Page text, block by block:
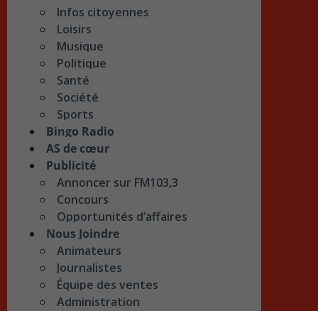
Infos citoyennes
Loisirs
Musique
Politique
Santé
Société
Sports
Bingo Radio
AS de cœur
Publicité
Annoncer sur FM103,3
Concours
Opportunités d’affaires
Nous Joindre
Animateurs
Journalistes
Équipe des ventes
Administration